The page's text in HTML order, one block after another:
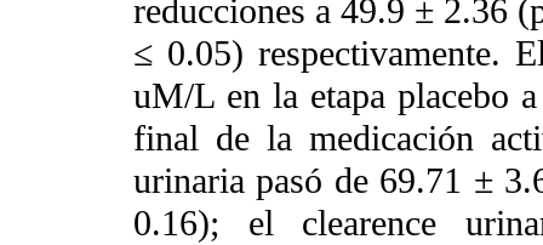
reducciones a 49.9 ± 2.36
≤ 0.05) respectivamente.
uM/L en la etapa placebo
final de la medicación
urinaria pasó de 69.71 ±
0.16); el clearence